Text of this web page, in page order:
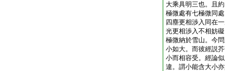
大乘具明三也。且
極微處有七極微同
四塵更相渉入同在
光更相渉入不相妨
極微納於雪山。今
小如大。而彼經説
小而相容受。經論
違。謂小能含大小